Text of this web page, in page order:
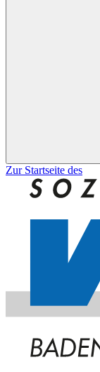
Zur Startseite des